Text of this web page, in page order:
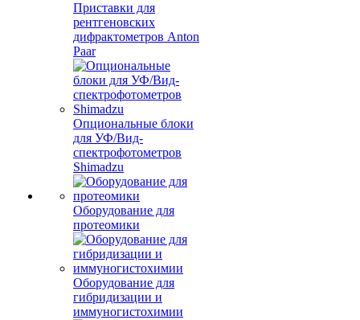
Приставки для
рентгеновских
дифрактометров Anton
Paar
Опциональные блоки
для УФ/Вид-
спектрофотометров
Shimadzu
Оборудование для
протеомики
Оборудование для
гибридизации и
иммуногистохимии